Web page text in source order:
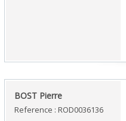
‎BOST Pierre‎
Reference : ROD0036136